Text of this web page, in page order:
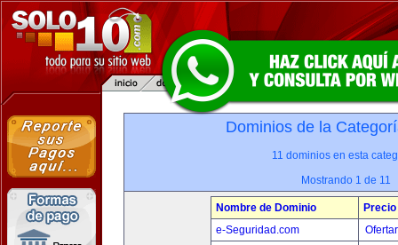
Dominios de la
11 dominios en esta
Mostrando 1 de 11
Nombre de Dominio
Precio
e-Seguridad.com